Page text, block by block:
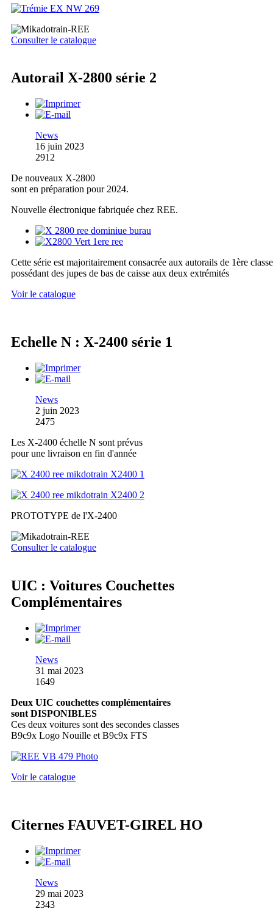
Consulter le catalogue
Autorail X-2800 série 2
News
16 juin 2023
2912
De nouveaux X-2800
sont en préparation pour 2024.
Nouvelle électronique fabriquée chez REE.
Cette série est majoritairement consacrée aux autorails de 1ère classe
possédant des jupes de bas de caisse aux deux extrémités
Voir le catalogue
Echelle N : X-2400 série 1
News
2 juin 2023
2475
Les X-2400 échelle N sont prévus
pour une livraison en fin d'année
PROTOTYPE de l'X-2400
Consulter le catalogue
UIC : Voitures Couchettes
Complémentaires
News
31 mai 2023
1649
Deux UIC couchettes complémentaires
sont DISPONIBLES
Ces deux voitures sont des secondes classes
B9c9x Logo Nouille et B9c9x FTS
Voir le catalogue
Citernes FAUVET-GIREL HO
News
29 mai 2023
2343